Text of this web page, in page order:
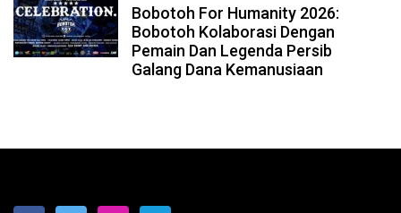
Bobotoh For Humanity 2026:
Bobotoh Kolaborasi Dengan
Pemain Dan Legenda Persib
Galang Dana Kemanusiaan